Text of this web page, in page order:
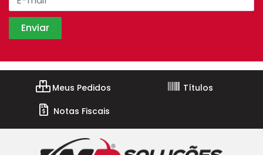
Meus Pedidos
Títulos
Notas Fiscais